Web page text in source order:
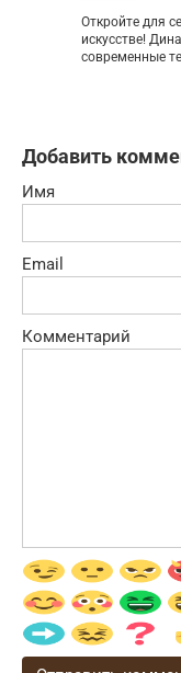
Откройте для
искусстве!
современные
Добавить
Имя
Email
Комментарий